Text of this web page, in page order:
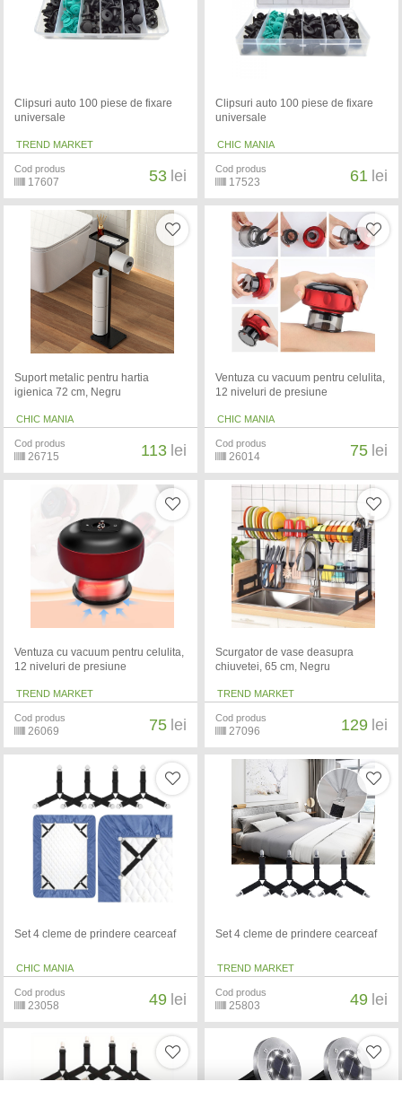
Clipsuri auto 100 piese de fixare
universale
TREND MARKET
Cod produs
17607 53 lei
Clipsuri auto 100 piese de fixare
universale
CHIC MANIA
Cod produs
17523 61 lei
Suport metalic pentru hartia
igienica 72 cm, Negru
CHIC MANIA
Cod produs
26715 113 lei
Ventuza cu vacuum pentru celulita,
12 niveluri de presiune
CHIC MANIA
Cod produs
26014 75 lei
Ventuza cu vacuum pentru celulita,
12 niveluri de presiune
TREND MARKET
Cod produs
26069 75 lei
Scurgator de vase deasupra
chiuvetei, 65 cm, Negru
TREND MARKET
Cod produs
27096 129 lei
Set 4 cleme de prindere cearceaf
CHIC MANIA
Cod produs
23058 49 lei
Set 4 cleme de prindere cearceaf
TREND MARKET
Cod produs
25803 49 lei